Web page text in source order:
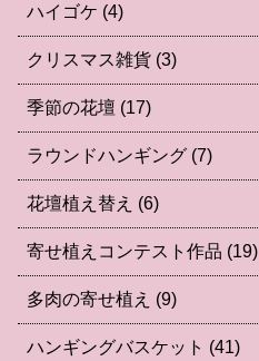
ハイゴケ (4)
クリスマス雑貨 (3)
季節の花壇 (17)
ラウンドハンギング (7)
花壇植え替え (6)
寄せ植えコンテスト作品 (19)
多肉の寄せ植え (9)
ハンギングバスケット (41)